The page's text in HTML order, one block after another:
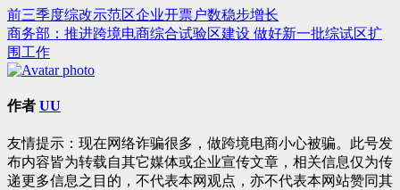
文
章
导
航
前三季度综改示范区企业开票户数稳步增长
商务部：推进跨境电商综合试验区建设 做好新一批综试区扩
围工作
作者 UU
友情提示：现在网络诈骗很多，做跨境电商小心被骗。此号发
布内容皆为转载自其它媒体或企业宣传文章，相关信息仅为传
递更多信息之目的，不代表本网观点，亦不代表本网站赞同其